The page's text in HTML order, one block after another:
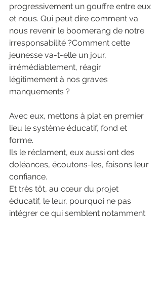
progressivement un gouffre entre eux
et nous. Qui peut dire comment va
nous revenir le boomerang de notre
irresponsabilité ?Comment cette
jeunesse va-t-elle un jour,
irrémédiablement, réagir
légitimement à nos graves
manquements ?
Avec eux, mettons à plat en premier
lieu le système éducatif, fond et
forme.
Ils le réclament, eux aussi ont des
doléances, écoutons-les, faisons leur
confiance.
Et très tôt, au cœur du projet
éducatif, le leur, pourquoi ne pas
intégrer ce qui semblent notamment